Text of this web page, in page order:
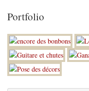
Portfolio